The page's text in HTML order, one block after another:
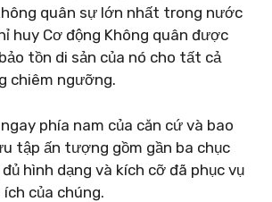
quân sự lớn nhất trong nước
huy Cơ động Không quân được
tồn di sản của nó cho tất cả
chiêm ngưỡng.
phía nam của căn cứ và bao
tập ấn tượng gồm gần ba chục
hình dạng và kích cỡ đã phục vụ
của chúng.